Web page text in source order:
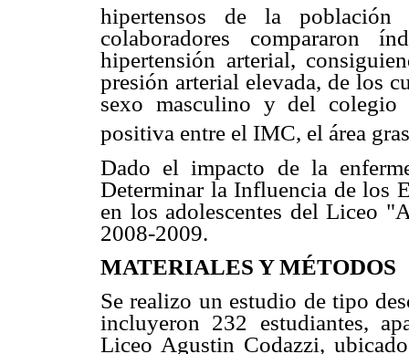
hipertensos de la población
colaboradores compararon
hipertensión arterial,
presión arterial elevada, de los
sexo masculino y del colegio
positiva entre el IMC, el área
Dado el impacto de la
Determinar la Influencia de los
en los adolescentes del Liceo
2008-2009.
MATERIALES Y MÉTODOS
Se realizo un estudio de tipo
incluyeron 232 estudiantes,
Liceo Agustin Codazzi,